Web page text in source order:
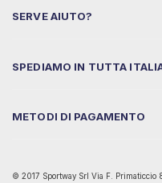
SERVE AIUTO?
SPEDIAMO IN TUTTA
METODI DI PAGAMENTO
© 2017 Sportway Srl Via F.